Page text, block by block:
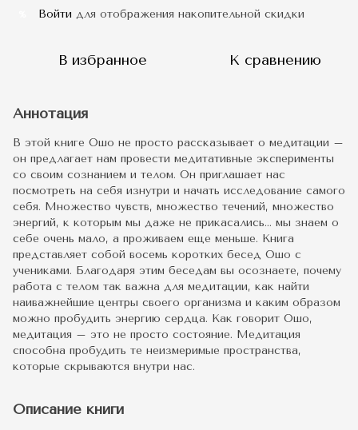
Войти для отображения накопительной скидки
В избранное К сравнению
Аннотация
В этой книге Ошо не просто рассказывает о медитации –
он предлагает нам провести медитативные эксперименты
со своим сознанием и телом. Он приглашает нас
посмотреть на себя изнутри и начать исследование самого
себя. Множество чувств, множество течений, множество
энергий, к которым мы даже не прикасались… мы знаем о
себе очень мало, а проживаем еще меньше. Книга
представляет собой восемь коротких бесед Ошо с
учениками. Благодаря этим беседам вы осознаете, почему
работа с телом так важна для медитации, как найти
наиважнейшие центры своего организма и каким образом
можно пробудить энергию сердца. Как говорит Ошо,
медитация – это не просто состояние. Медитация
способна пробудить те неизмеримые пространства,
которые скрываются внутри нас.
Описание книги